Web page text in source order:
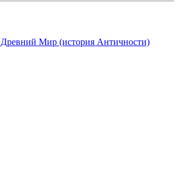
Древний Мир (история Античности)